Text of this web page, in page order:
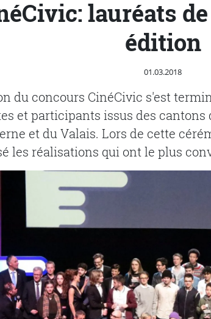
lauréats
édition
Publié le
01.03.2018
du concours CinéCivic s'est
et participants issus des cantons
et du Valais. Lors de cette
les réalisations qui ont le plus